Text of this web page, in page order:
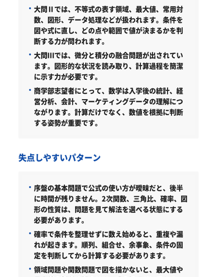
大問Ⅱでは、不等式の表す領域、最大値、常用対
数、図形、データ処理などが扱われます。条件を
図や式に直し、どの点や範囲で値が決まるかを判
断する力が問われます。
大問Ⅲでは、微分と積分の融合問題が出されてい
ます。図形的な状況を読み取り、計算過程を簡潔
に示す力が必要です。
商学部志望者にとって、数学は入学後の統計、経
営分析、会計、マーケティングデータの理解につ
ながります。計算だけでなく、数値を根拠に判断
する姿勢が重要です。
失点しやすいパターン
序盤の基本問題で公式の使い方が曖昧だと、後半
に時間が残りません。2次関数、三角比、確率、図
形の性質は、問題を見て解法を選べる状態にする
必要があります。
確率で条件を整理せずに数え始めると、重複や漏
れが起きます。順列、組合せ、余事象、条件の固
定を判断してから計算する必要があります。
領域問題や関数問題で図を描かないと、最大値や